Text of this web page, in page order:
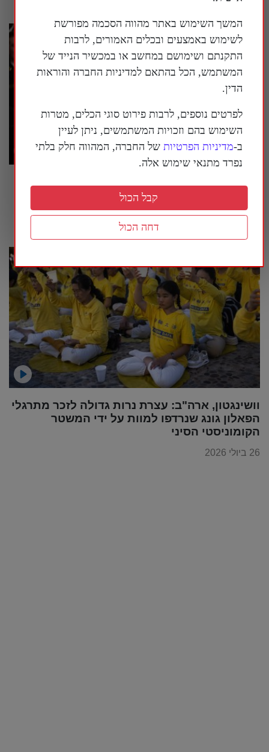
ההיסטוריה הלאומי של ארה"ב
וושינגטון, ארה"ב: עצרת נרות גדולה לזכר מתרגלי
הפאלון גונג שנרדפו למוות על ידי המשטר
הקומוניסטי הסיני
26 ביולי 2026
המשך השימוש באתר מהווה הסכמה מפורשת
לשימוש באמצעים ובכלים האמורים, לרבות
התקנתם ושימושם במחשב או במכשיר הנייד של
המשתמש, הכל בהתאם למדיניות החברה והוראות
הדין.
לפרטים נוספים, לרבות פירוט סוגי הכלים, מטרות
השימוש בהם וזכויות המשתמשים, ניתן לעיין
ב-מדיניות הפרטיות של החברה, המהווה חלק בלתי
נפרד מתנאי שימוש אלה.
דחה הכול
קבל הכול